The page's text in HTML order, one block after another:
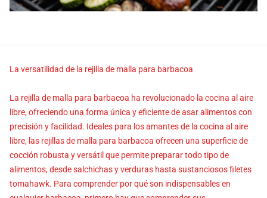
La versatilidad de la rejilla de malla para barbacoa
La rejilla de malla para barbacoa ha revolucionado la cocina al aire
libre, ofreciendo una forma única y eficiente de asar alimentos con
precisión y facilidad. Ideales para los amantes de la cocina al aire
libre, las rejillas de malla para barbacoa ofrecen una superficie de
cocción robusta y versátil que permite preparar todo tipo de
alimentos, desde salchichas y verduras hasta sustanciosos filetes
tomahawk. Para comprender por qué son indispensables en